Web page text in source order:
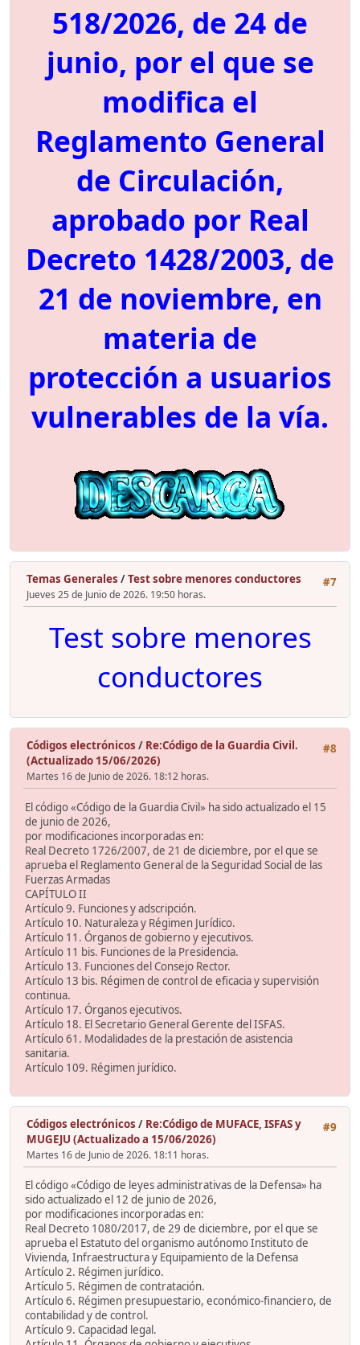
518/2026, de 24 de
junio, por el que se
modifica el
Reglamento General
de Circulación,
aprobado por Real
Decreto 1428/2003, de
21 de noviembre, en
materia de
protección a usuarios
vulnerables de la vía.
#7
Temas Generales /Test sobre menores conductores
Jueves 25 de Junio de 2026. 19:50 horas.
Test sobre menores
conductores
#8
Códigos electrónicos / Re:Código de la Guardia Civil.
(Actualizado 15/06/2026)
Martes 16 de Junio de 2026. 18:12 horas.
El código «Código de la Guardia Civil» ha sido actualizado el 15
de junio de 2026,
por modificaciones incorporadas en:
Real Decreto 1726/2007, de 21 de diciembre, por el que se
aprueba el Reglamento General de la Seguridad Social de las
Fuerzas Armadas
CAPÍTULO II
Artículo 9. Funciones y adscripción.
Artículo 10. Naturaleza y Régimen Jurídico.
Artículo 11. Órganos de gobierno y ejecutivos.
Artículo 11 bis. Funciones de la Presidencia.
Artículo 13. Funciones del Consejo Rector.
Artículo 13 bis. Régimen de control de eficacia y supervisión
continua.
Artículo 17. Órganos ejecutivos.
Artículo 18. El Secretario General Gerente del ISFAS.
Artículo 61. Modalidades de la prestación de asistencia
sanitaria.
Artículo 109. Régimen jurídico.
#9
Códigos electrónicos / Re:Código de MUFACE, ISFAS y
MUGEJU (Actualizado a 15/06/2026)
Martes 16 de Junio de 2026. 18:11 horas.
El código «Código de leyes administrativas de la Defensa» ha
sido actualizado el 12 de junio de 2026,
por modificaciones incorporadas en:
Real Decreto 1080/2017, de 29 de diciembre, por el que se
aprueba el Estatuto del organismo autónomo Instituto de
Vivienda, Infraestructura y Equipamiento de la Defensa
Artículo 2. Régimen jurídico.
Artículo 5. Régimen de contratación.
Artículo 6. Régimen presupuestario, económico-financiero, de
contabilidad y de control.
Artículo 9. Capacidad legal.